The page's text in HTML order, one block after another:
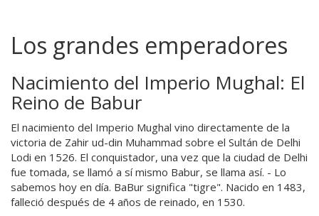
Los grandes emperadores
Nacimiento del Imperio Mughal: El
Reino de Babur
El nacimiento del Imperio Mughal vino directamente de la
victoria de Zahir ud-din Muhammad sobre el Sultán de Delhi
Lodi en 1526. El conquistador, una vez que la ciudad de Delhi
fue tomada, se llamó a sí mismo Babur, se llama así. - Lo
sabemos hoy en día. BaBur significa "tigre". Nacido en 1483,
falleció después de 4 años de reinado, en 1530.